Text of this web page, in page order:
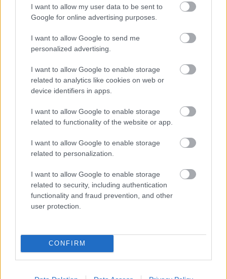
I want to allow my user data to be sent to
Google for online advertising purposes.
I want to allow Google to send me
personalized advertising.
I want to allow Google to enable storage
related to analytics like cookies on web or
device identifiers in apps.
I want to allow Google to enable storage
related to functionality of the website or app.
I want to allow Google to enable storage
related to personalization.
I want to allow Google to enable storage
related to security, including authentication
functionality and fraud prevention, and other
user protection.
CONFIRM
Augusztus 9. -Emőd
Augusztus 10. -
Lőrinc
Augusztus 11. -Zsuzsanna
Augusztus 13. -Ipoly,Heléna
NÉVNAP KERESŐ
AUGUSZTUS HÓNAP NÉVNAPOK